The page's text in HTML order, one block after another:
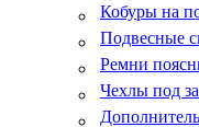
Кобуры на
Подвесные
Ремни
Чехлы под